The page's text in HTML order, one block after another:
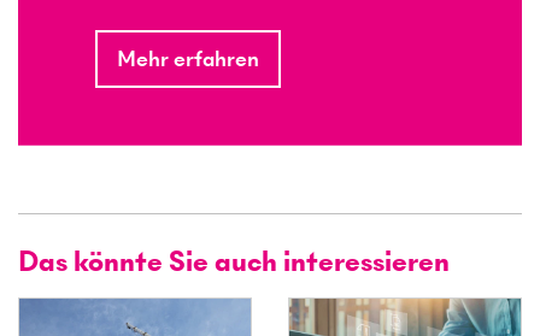
Mehr erfahren
Das könnte Sie auch interessieren